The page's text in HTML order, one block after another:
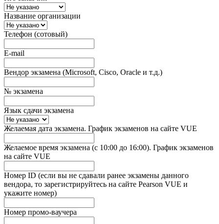
Название организации
Телефон (сотовый)
E-mail
Вендор экзамена (Microsoft, Cisco, Oracle и т.д.)
№ экзамена
Язык сдачи экзамена
Желаемая дата экзамена. График экзаменов на сайте VUE
Желаемое время экзамена (с 10:00 до 16:00). График экзаменов
на сайте VUE
Номер ID (если вы не сдавали ранее экзамены данного
вендора, то зарегистрируйтесь на сайте Pearson VUE и
укажите номер)
Номер промо-ваучера